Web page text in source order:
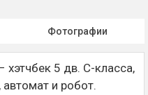
Фотографии
хэтчбек 5 дв. C-класса,
и робот.